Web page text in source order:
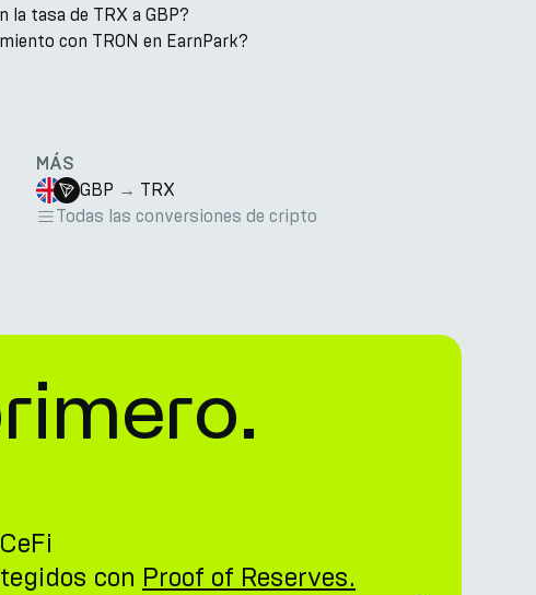
la tasa de TRX a GBP?
con TRON en EarnPark?
MÁS
GBP → TRX
Todas las conversiones de cripto
con Proof of Reserves.